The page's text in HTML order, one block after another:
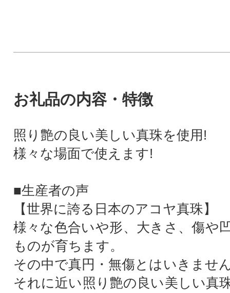
お礼品の内容・特徴
照り艶の良い美しい真珠を使用!
様々な場面で使えます!
■生産者の声
【世界に誇る日本のアコヤ真珠】
様々な色合いや形、大きさ、傷や
ものが育ちます。
その中で真円・無傷とはいきませ
それに近い照り艶の良い美しい真